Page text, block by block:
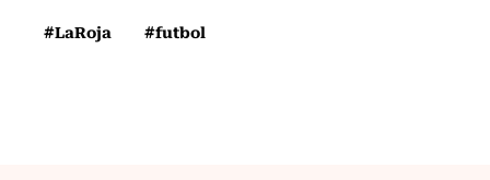
#LaRoja #futbol